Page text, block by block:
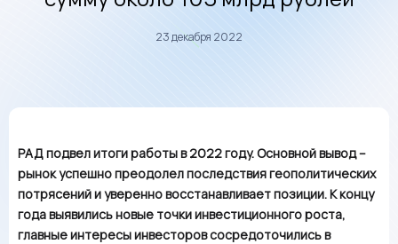
23 декабря 2022
РАД подвел итоги работы в 2022 году. Основной вывод –
рынок успешно преодолел последствия геополитических
потрясений и уверенно восстанавливает позиции. К концу
года выявились новые точки инвестиционного роста,
главные интересы инвесторов сосредоточились в